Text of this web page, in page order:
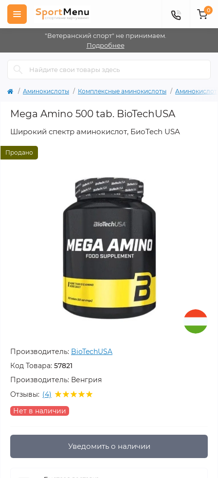
"Ветеранский спорт" не принимаем.
Подробнее
0
Аминокислоты Комплексные аминокислоты
Mega Amino 500 tab. BioTechUSA
Широкий спектр аминокислот, БиоTech USA
Продано
Производитель: BioTechUSA
Код Товара: 57821
Производитель: Венгрия
Отзывы: (4)
Нет в наличии
Уведомить о наличии